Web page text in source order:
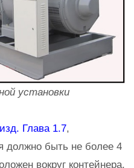
установки
Глава 1.7,
должно быть не более 4
вокруг контейнера,